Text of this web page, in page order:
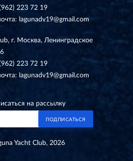
223 72 19
lagunadv19@gmail.com
г. Москва, Ленинградское
223 72 19
lagunadv19@gmail.com
на рассылку
ПОДПИСАТЬСЯ
Yacht Club, 2026